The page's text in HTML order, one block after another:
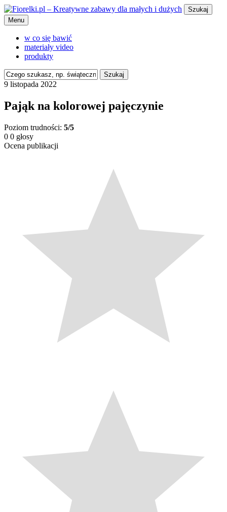
Szukaj
Menu
w co się bawić
materiały video
produkty
Szukaj
9 listopada 2022
Pająk na kolorowej pajęczynie
Poziom trudności: 5/5
0 0 głosy
Ocena publikacji